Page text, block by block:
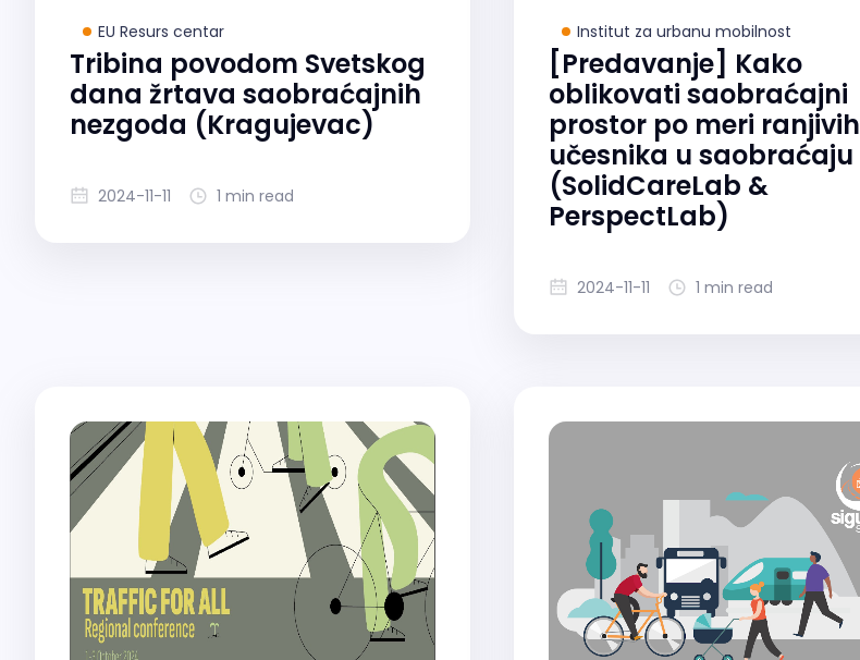
EU Resurs centar
Tribina povodom Svetskog
dana žrtava saobraćajnih
nezgoda (Kragujevac)
2024-11-11 1 min read
Institut za urbanu mobilnost
[Predavanje] Kako
oblikovati saobraćajni
prostor po meri ranjivih
učesnika u saobraćaju
(SolidCareLab &
PerspectLab)
2024-11-11 1 min read